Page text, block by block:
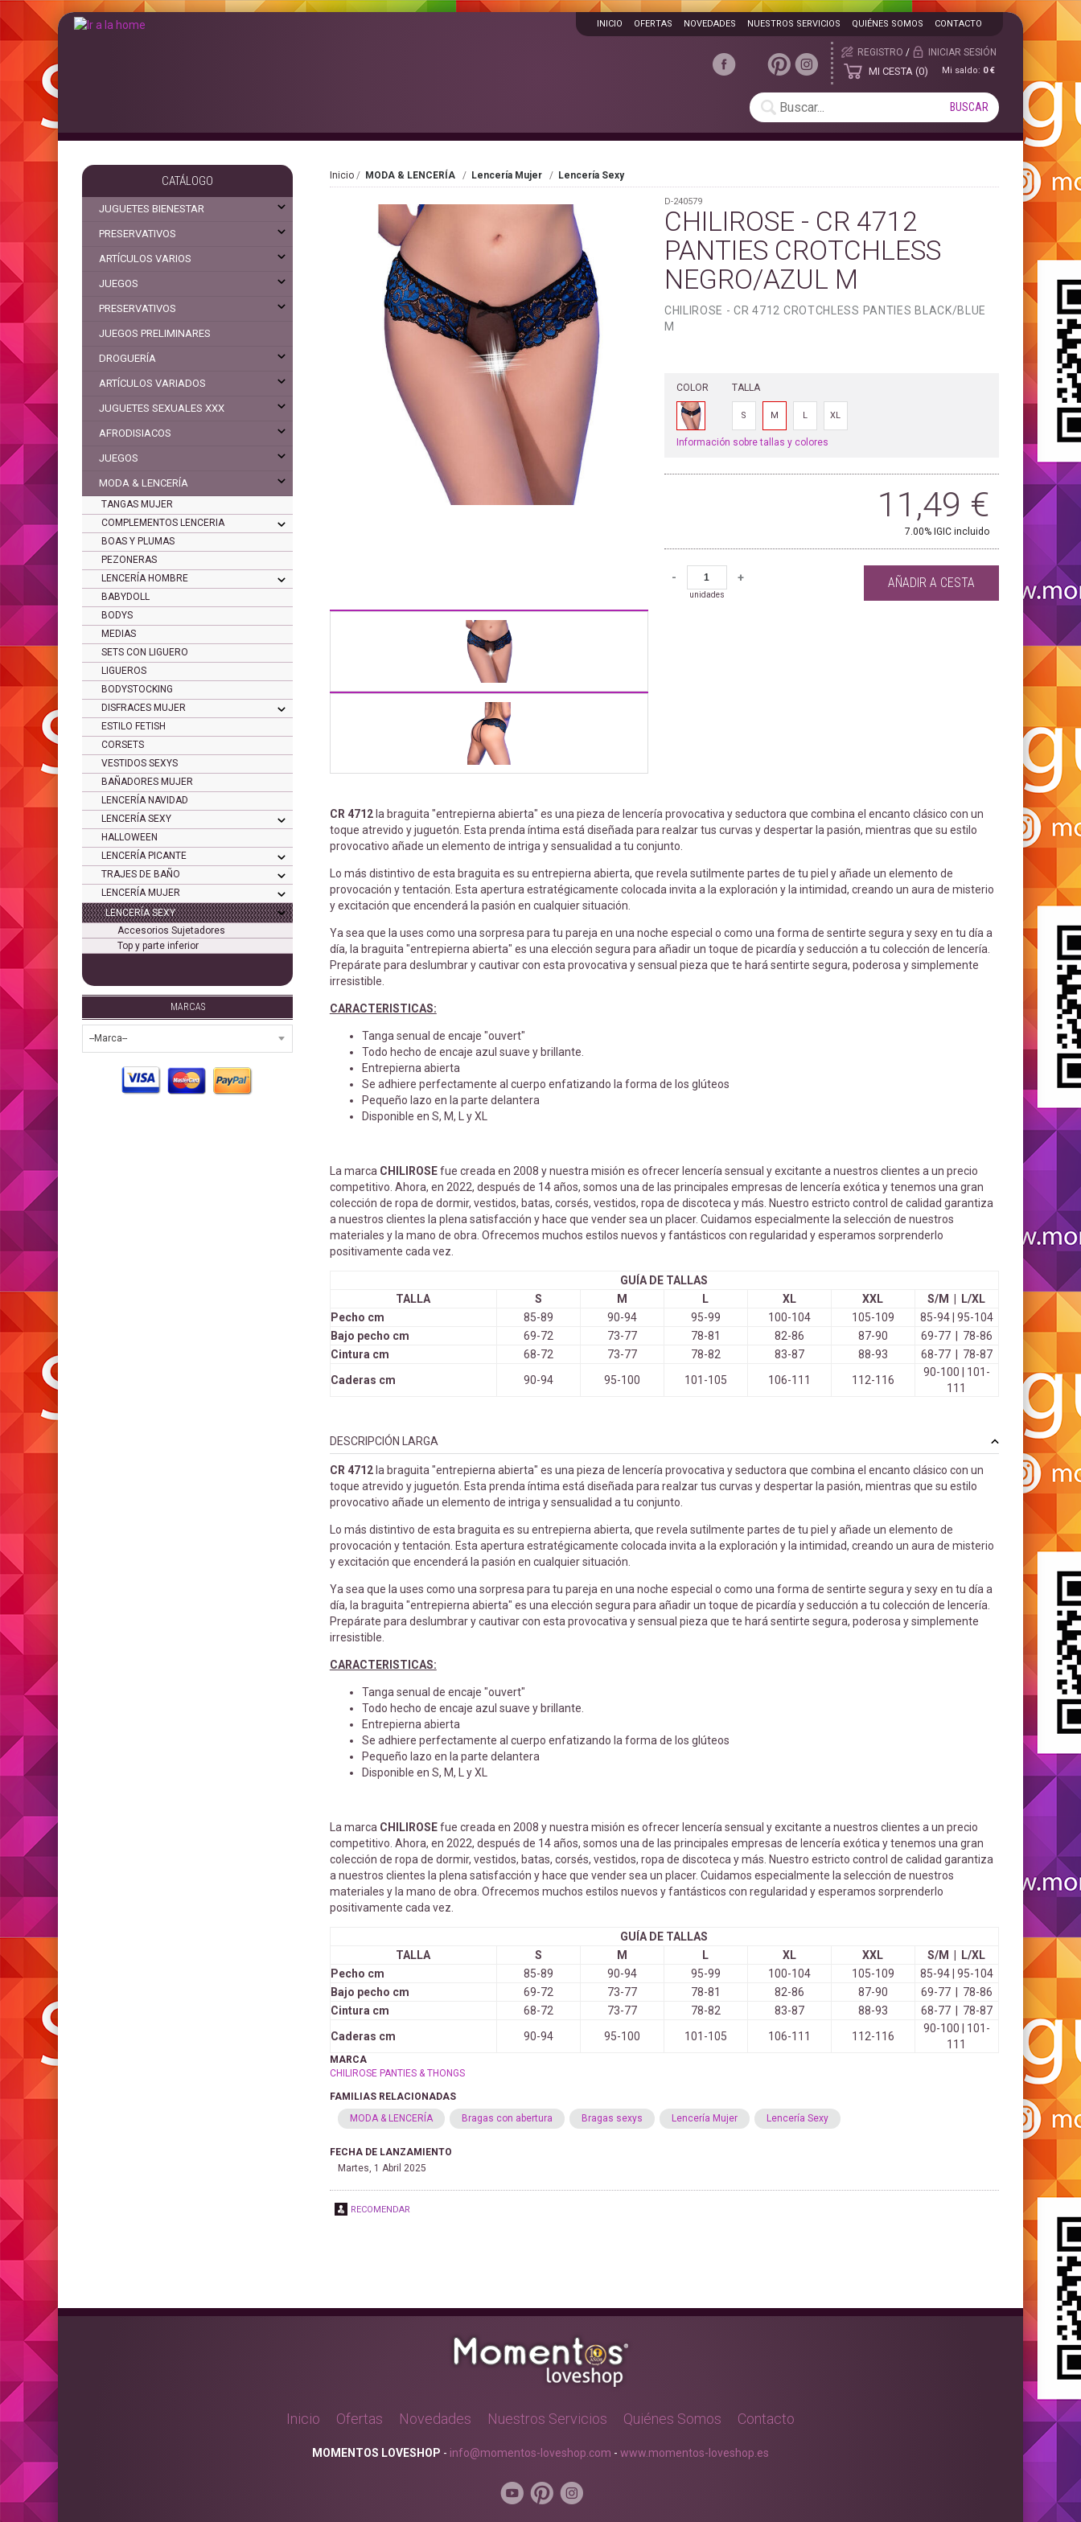
REGISTRO / INICIAR SESIÓN
MI CESTA 0 Mi saldo: 0 €
INICIO OFERTAS NOVEDADES NUESTROS SERVICIOS QUIÉNES SOMOS CONTACTO
CATÁLOGO
JUGUETES BIENESTAR
PRESERVATIVOS
ARTÍCULOS VARIOS
JUEGOS
PRESERVATIVOS
JUEGOS PRELIMINARES
DROGUERÍA
ARTÍCULOS VARIADOS
JUGUETES SEXUALES XXX
AFRODISIACOS
JUEGOS
MODA & LENCERÍA
TANGAS MUJER
COMPLEMENTOS LENCERIA
BOAS Y PLUMAS
PEZONERAS
LENCERÍA HOMBRE
BABYDOLL
BODYS
MEDIAS
SETS CON LIGUERO
LIGUEROS
BODYSTOCKING
DISFRACES MUJER
ESTILO FETISH
CORSETS
VESTIDOS SEXYS
BAÑADORES MUJER
LENCERÍA NAVIDAD
LENCERÍA SEXY
HALLOWEEN
LENCERÍA PICANTE
TRAJES DE BAÑO
LENCERÍA MUJER
LENCERÍA SEXY
Accesorios Sujetadores
Top y parte inferior
MARCAS
Inicio MODA & LENCERÍA Lencería Mujer Lencería Sexy
D-240579
CHILIROSE - CR 4712
PANTIES CROTCHLESS
NEGRO/AZUL M
CHILIROSE - CR 4712 CROTCHLESS PANTIES BLACK/BLUE
M
COLOR TALLA
S M L XL
Información sobre tallas y colores
11,49 €
7.00% IGIC incluido
-
unidades
+ AÑADIR A CESTA
CR 4712 la braguita "entrepierna abierta" es una pieza de lencería provocativa y seductora que combina el encanto clásico con un
toque atrevido y juguetón. Esta prenda íntima está diseñada para realzar tus curvas y despertar la pasión, mientras que su estilo
provocativo añade un elemento de intriga y sensualidad a tu conjunto.
Lo más distintivo de esta braguita es su entrepierna abierta, que revela sutilmente partes de tu piel y añade un elemento de
provocación y tentación. Esta apertura estratégicamente colocada invita a la exploración y la intimidad, creando un aura de misterio
y excitación que encenderá la pasión en cualquier situación.
Ya sea que la uses como una sorpresa para tu pareja en una noche especial o como una forma de sentirte segura y sexy en tu día a
día, la braguita "entrepierna abierta" es una elección segura para añadir un toque de picardía y seducción a tu colección de lencería.
Prepárate para deslumbrar y cautivar con esta provocativa y sensual pieza que te hará sentirte segura, poderosa y simplemente
irresistible.
CARACTERISTICAS:
Tanga senual de encaje "ouvert"
Todo hecho de encaje azul suave y brillante.
Entrepierna abierta
Se adhiere perfectamente al cuerpo enfatizando la forma de los glúteos
Pequeño lazo en la parte delantera
Disponible en S, M, L y XL
La marca CHILIROSEfue creada en 2008 y nuestra misión es ofrecer lencería sensual y excitante a nuestros clientes a un precio
competitivo. Ahora, en 2022, después de 14 años, somos una de las principales empresas de lencería exótica y tenemos una gran
colección de ropa de dormir, vestidos, batas, corsés, vestidos, ropa de discoteca y más. Nuestro estricto control de calidad garantiza
a nuestros clientes la plena satisfacción y hace que vender sea un placer. Cuidamos especialmente la selección de nuestros
materiales y la mano de obra. Ofrecemos muchos estilos nuevos y fantásticos con regularidad y esperamos sorprenderlo
positivamente cada vez.
GUÍA DE TALLAS
TALLA
S M L XL XXL
S/M | L/XL
Pecho cm
85-89 90-94 95-99 100-104 105-109
85-94 | 95-104
Bajo pecho cm
69-72 73-77 78-81 82-86 87-90
69-77 | 78-86
Cintura cm
68-72 73-77 78-82 83-87 88-93
68-77 | 78-87
Caderas cm
90-94 95-100 101-105 106-111 112-116
90-100 | 101-
111
DESCRIPCIÓN LARGA
CR 4712 la braguita "entrepierna abierta" es una pieza de lencería provocativa y seductora que combina el encanto clásico con un
toque atrevido y juguetón. Esta prenda íntima está diseñada para realzar tus curvas y despertar la pasión, mientras que su estilo
provocativo añade un elemento de intriga y sensualidad a tu conjunto.
Lo más distintivo de esta braguita es su entrepierna abierta, que revela sutilmente partes de tu piel y añade un elemento de
provocación y tentación. Esta apertura estratégicamente colocada invita a la exploración y la intimidad, creando un aura de misterio
y excitación que encenderá la pasión en cualquier situación.
Ya sea que la uses como una sorpresa para tu pareja en una noche especial o como una forma de sentirte segura y sexy en tu día a
día, la braguita "entrepierna abierta" es una elección segura para añadir un toque de picardía y seducción a tu colección de lencería.
Prepárate para deslumbrar y cautivar con esta provocativa y sensual pieza que te hará sentirte segura, poderosa y simplemente
irresistible.
CARACTERISTICAS:
Tanga senual de encaje "ouvert"
Todo hecho de encaje azul suave y brillante.
Entrepierna abierta
Se adhiere perfectamente al cuerpo enfatizando la forma de los glúteos
Pequeño lazo en la parte delantera
Disponible en S, M, L y XL
La marca CHILIROSEfue creada en 2008 y nuestra misión es ofrecer lencería sensual y excitante a nuestros clientes a un precio
competitivo. Ahora, en 2022, después de 14 años, somos una de las principales empresas de lencería exótica y tenemos una gran
colección de ropa de dormir, vestidos, batas, corsés, vestidos, ropa de discoteca y más. Nuestro estricto control de calidad garantiza
a nuestros clientes la plena satisfacción y hace que vender sea un placer. Cuidamos especialmente la selección de nuestros
materiales y la mano de obra. Ofrecemos muchos estilos nuevos y fantásticos con regularidad y esperamos sorprenderlo
positivamente cada vez.
GUÍA DE TALLAS
TALLA
S M L XL XXL
S/M | L/XL
Pecho cm
85-89 90-94 95-99 100-104 105-109
85-94 | 95-104
Bajo pecho cm
69-72 73-77 78-81 82-86 87-90
69-77 | 78-86
Cintura cm
68-72 73-77 78-82 83-87 88-93
68-77 | 78-87
Caderas cm
90-94 95-100 101-105 106-111 112-116
90-100 | 101-
111
MARCA
CHILIROSE PANTIES & THONGS
FAMILIAS RELACIONADAS
MODA & LENCERÍA
Bragas con abertura Bragas sexys Lencería Mujer Lencería Sexy
FECHA DE LANZAMIENTO
Martes, 1 Abril 2025
RECOMENDAR
Inicio Ofertas Novedades Nuestros Servicios Quiénes Somos Contacto
MOMENTOS LOVESHOP - info@momentos-loveshop.com - www.momentos-loveshop.es